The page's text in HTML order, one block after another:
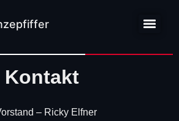
Kontakt
– Ricky Elfner